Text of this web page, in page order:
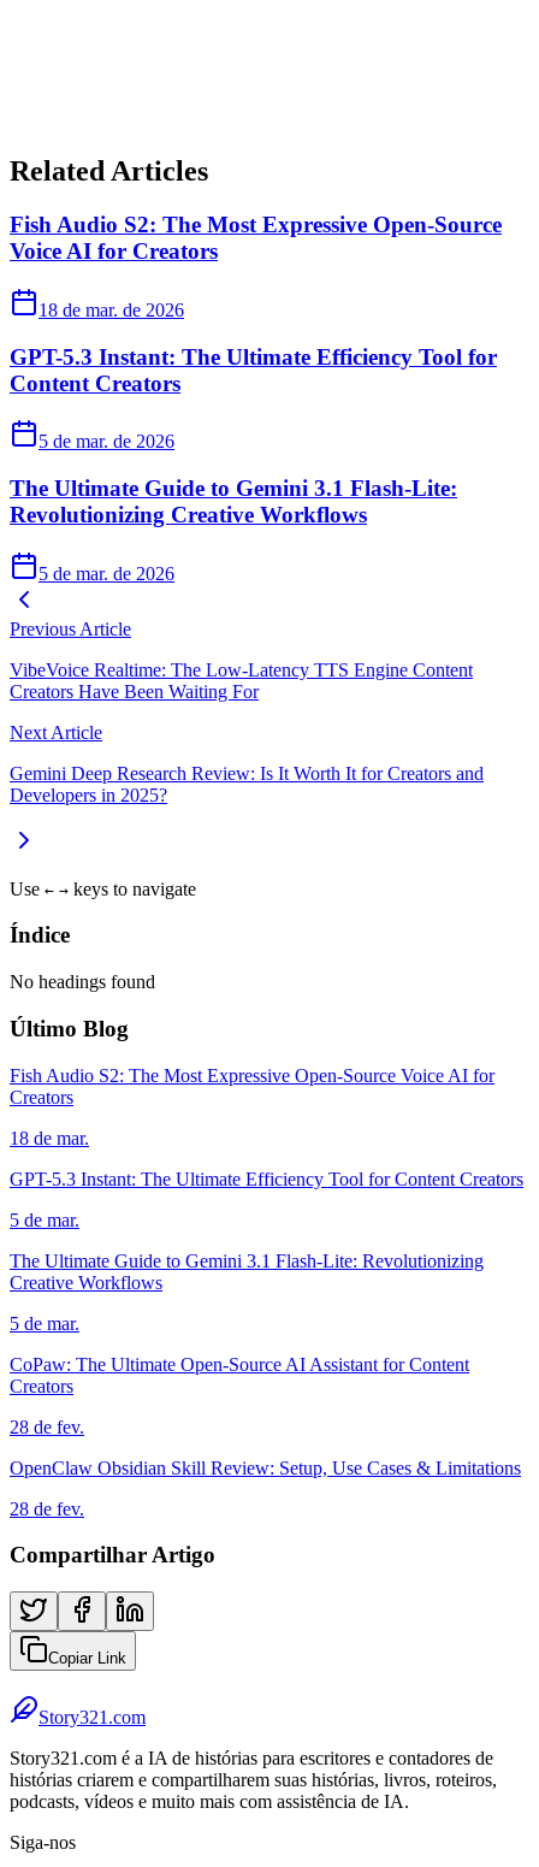
Related Articles
Fish Audio S2: The Most Expressive Open-Source
Voice AI for Creators
18 de mar. de 2026
GPT-5.3 Instant: The Ultimate Efficiency Tool for
Content Creators
5 de mar. de 2026
The Ultimate Guide to Gemini 3.1 Flash-Lite:
Revolutionizing Creative Workflows
5 de mar. de 2026
Previous Article
VibeVoice Realtime: The Low-Latency TTS Engine Content
Creators Have Been Waiting For
Next Article
Gemini Deep Research Review: Is It Worth It for Creators and
Developers in 2025?
Use ← → keys to navigate
Índice
No headings found
Último Blog
Fish Audio S2: The Most Expressive Open-Source Voice AI for
Creators
18 de mar.
GPT-5.3 Instant: The Ultimate Efficiency Tool for Content Creators
5 de mar.
The Ultimate Guide to Gemini 3.1 Flash-Lite: Revolutionizing
Creative Workflows
5 de mar.
CoPaw: The Ultimate Open-Source AI Assistant for Content
Creators
28 de fev.
OpenClaw Obsidian Skill Review: Setup, Use Cases & Limitations
28 de fev.
Compartilhar Artigo
Copiar Link
Story321.com
Story321.com é a IA de histórias para escritores e contadores de
histórias criarem e compartilharem suas histórias, livros, roteiros,
podcasts, vídeos e muito mais com assistência de IA.
Siga-nos